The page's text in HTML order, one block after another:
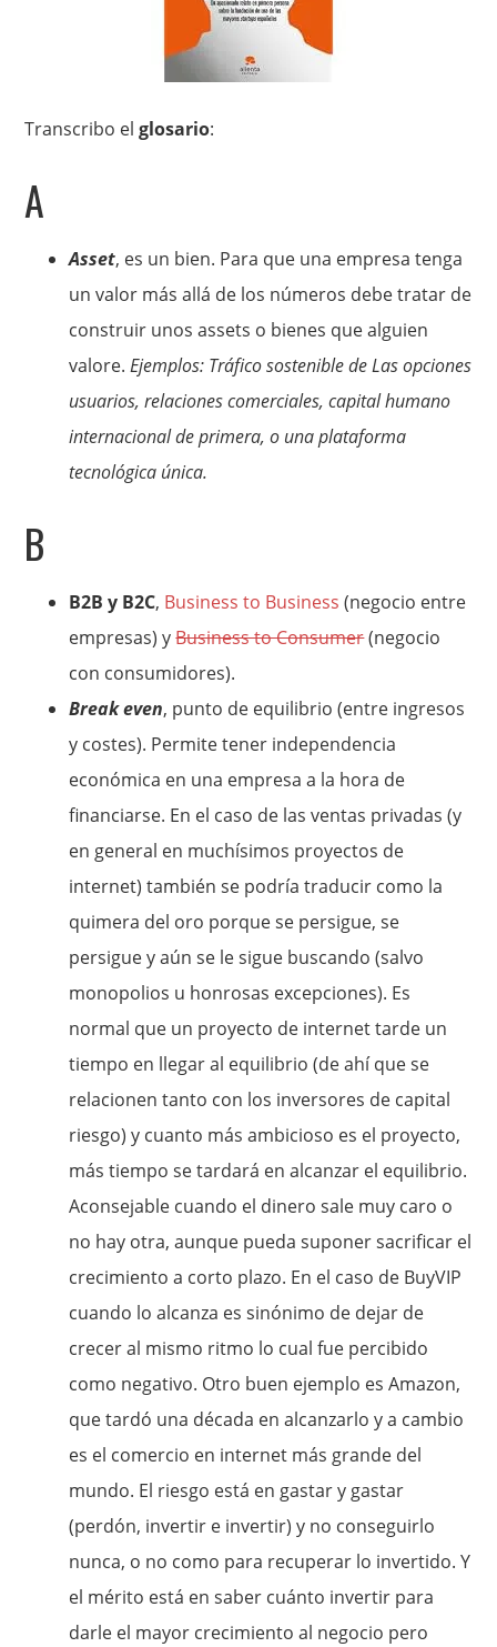
Transcribo elglosario:
A
Asset, es un bien. Para que una empresa tenga
un valor más allá de los números debe tratar de
construir unos assets o bienes que alguien
valore.Ejemplos: Tráfico sostenible de Las opciones
usuarios, relaciones comerciales, capital humano
internacional de primera, o una plataforma
tecnológica única.
B
B2B y B2C, Business to Business (negocio entre
empresas) yBusiness to Consumer(negocio
con consumidores).
Break even, punto de equilibrio (entre ingresos
y costes). Permite tener independencia
económica en una empresa a la hora de
financiarse. En el caso de las ventas privadas (y
en general en muchísimos proyectos de
internet) también se podría traducir como la
quimera del oro porque se persigue, se
persigue y aún se le sigue buscando (salvo
monopolios u honrosas excepciones). Es
normal que un proyecto de internet tarde un
tiempo en llegar al equilibrio (de ahí que se
relacionen tanto con los inversores de capital
riesgo) y cuanto más ambicioso es el proyecto,
más tiempo se tardará en alcanzar el equilibrio.
Aconsejable cuando el dinero sale muy caro o
no hay otra, aunque pueda suponer sacrificar el
crecimiento a corto plazo. En el caso de BuyVIP
cuando lo alcanza es sinónimo de dejar de
crecer al mismo ritmo lo cual fue percibido
como negativo. Otro buen ejemplo es Amazon,
que tardó una década en alcanzarlo y a cambio
es el comercio en internet más grande del
mundo. El riesgo está en gastar y gastar
(perdón, invertir e invertir) y no conseguirlo
nunca, o no como para recuperar lo invertido. Y
el mérito está en saber cuánto invertir para
darle el mayor crecimiento al negocio pero